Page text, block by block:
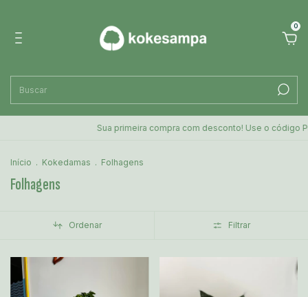
0
Sua primeira compra com desconto! Use o código
Início . Kokedamas . Folhagens
Folhagens
Ordenar Filtrar